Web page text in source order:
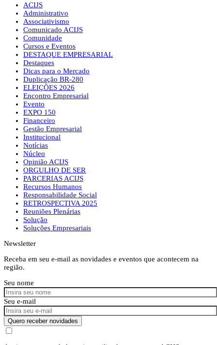
ACIJS
Administrativo
Associativismo
Comunicado ACIJS
Comunidade
Cursos e Eventos
DESTAQUE EMPRESARIAL
Destaques
Dicas para o Mercado
Duplicação BR-280
ELEIÇÕES 2026
Encontro Empresarial
Evento
EXPO 150
Financeiro
Gestão Empresarial
Institucional
Notícias
Núcleo
Opinião ACIJS
ORGULHO DE SER
PARCERIAS ACIJS
Recursos Humanos
Responsabilidade Social
RETROSPECTIVA 2025
Reuniões Plenárias
Solução
Soluções Empresariais
Newsletter
Receba em seu e-mail as novidades e eventos que acontecem na
região.
Seu nome
Seu e-mail
Quero receber novidades